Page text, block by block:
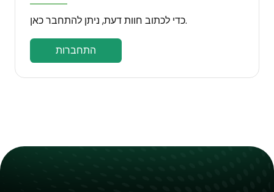
כדי לכתוב חוות דעת, ניתן להתחבר כאן.
התחברות